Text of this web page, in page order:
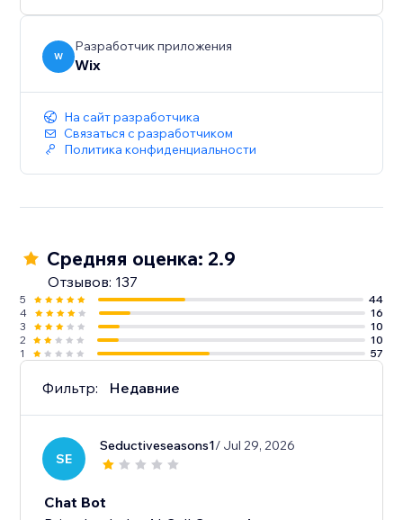
W
Разработчик приложения
Wix
На сайт разработчика
Связаться с разработчиком
Политика конфиденциальности
Средняя оценка: 2.9
Отзывов: 137
5
44
4
16
3
10
2
10
1
57
Фильтр: Недавние
SE
Seductiveseasons1/ Jul 29, 2026
Chat Bot